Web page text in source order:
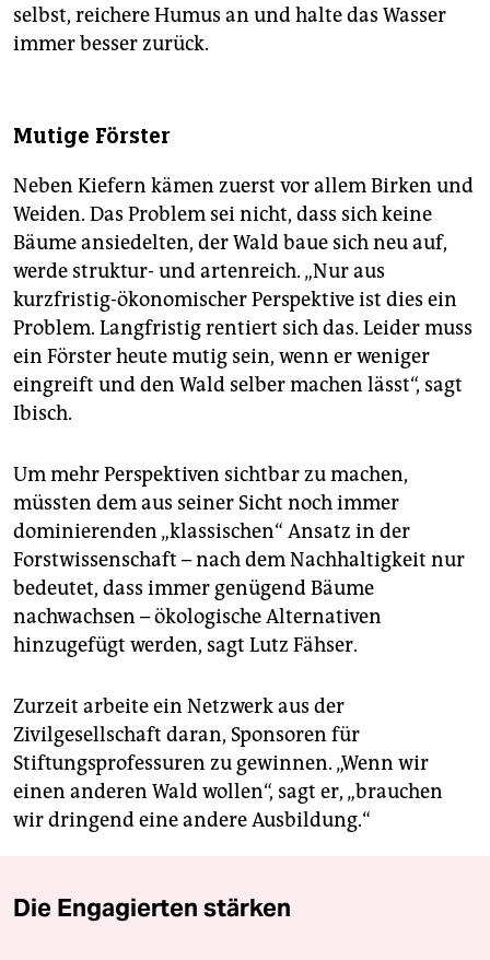
selbst, reichere Humus an und halte das Wasser
immer besser zurück.
Mutige Förster
Neben Kiefern kämen zuerst vor allem Birken und
Weiden. Das Problem sei nicht, dass sich keine
Bäume ansiedelten, der Wald baue sich neu auf,
werde struktur- und artenreich. „Nur aus
kurzfristig-ökonomischer Perspektive ist dies ein
Problem. Langfristig rentiert sich das. Leider muss
ein Förster heute mutig sein, wenn er weniger
eingreift und den Wald selber machen lässt“, sagt
Ibisch.
Um mehr Perspektiven sichtbar zu machen,
müssten dem aus seiner Sicht noch immer
dominierenden „klassischen“ Ansatz in der
Forstwissenschaft – nach dem Nachhaltigkeit nur
bedeutet, dass immer genügend Bäume
nachwachsen – ökologische Alternativen
hinzugefügt werden, sagt Lutz Fähser.
Zurzeit arbeite ein Netzwerk aus der
Zivilgesellschaft daran, Sponsoren für
Stiftungsprofessuren zu gewinnen. „Wenn wir
einen anderen Wald wollen“, sagt er, „brauchen
wir dringend eine andere Ausbildung.“
Die Engagierten stärken